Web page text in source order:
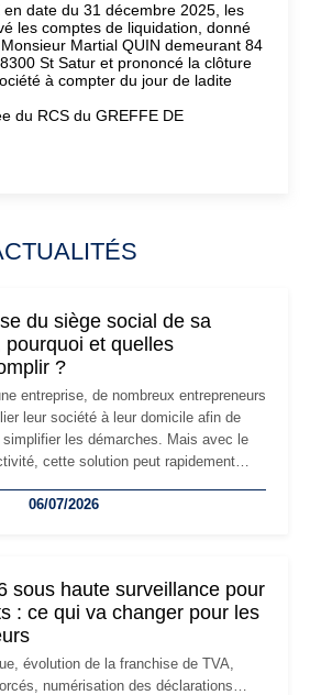
date du 31 décembre 2025, les
les comptes de liquidation, donné
Martial QUIN demeurant 84
St Satur et prononcé la clôture
à compter du jour de ladite
du RCS du GREFFE DE
du siège social de sa
et quelles
?
entreprise, de nombreux entrepreneurs
leur société à leur domicile afin de
les démarches. Mais avec le
cette solution peut rapidement
image de marque… Le
06/07/2026
sous haute surveillance pour
: ce qui va changer pour les
évolution de la franchise de TVA,
numérisation des déclarations…